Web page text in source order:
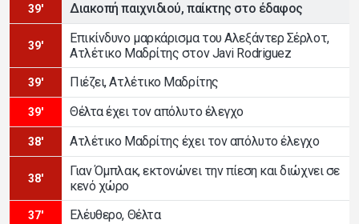
39' Διακοπή παιχνιδιού, παίκτης στο έδαφος
39'
Επικίνδυνο μαρκάρισμα του Αλεξάντερ Σέρλοτ,
Ατλέτικο Μαδρίτης στον Javi Rodriguez
39' Πιέζει, Ατλέτικο Μαδρίτης
39' Θέλτα έχει τον απόλυτο έλεγχο
38' Ατλέτικο Μαδρίτης έχει τον απόλυτο έλεγχο
38'
Γιαν Όμπλακ, εκτονώνει την πίεση και διώχνει σε
κενό χώρο
37' Ελέυθερο, Θέλτα